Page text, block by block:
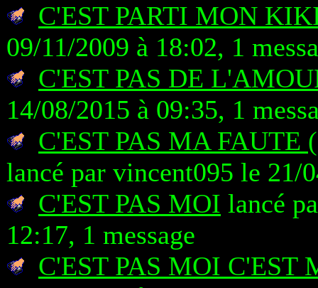
C'EST PARTI MON
09/11/2009 à 18:02, 1
C'EST PAS DE
14/08/2015 à 09:35, 1
C'EST PAS MA FAUTE
lancé par vincent095 le 21/
C'EST PAS MOI lancé
12:17, 1 message
C'EST PAS MOI C'EST